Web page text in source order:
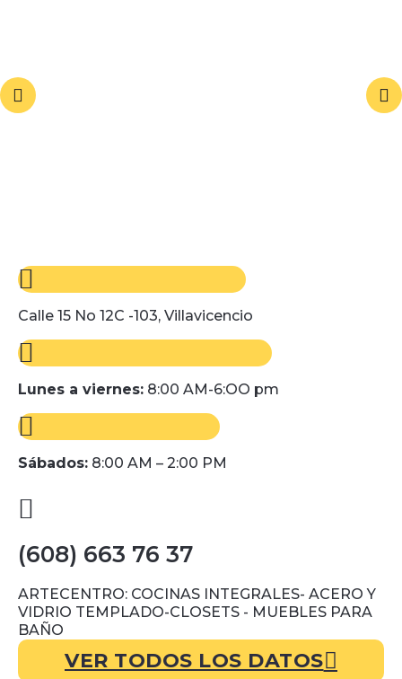
Calle 15 No 12C -103, Villavicencio
Lunes a viernes: 8:00 AM-6:OO pm
Sábados: 8:00 AM – 2:00 PM
(608) 663 76 37
ARTECENTRO: COCINAS INTEGRALES- ACERO Y
VIDRIO TEMPLADO-CLOSETS - MUEBLES PARA
BAÑO
VER TODOS LOS DATOS